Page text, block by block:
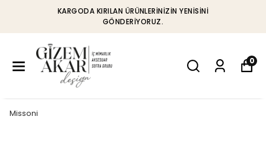
KARGODA KIRILAN ÜRÜNLERINIZIN YENISINI
GÖNDERIYORUZ.
0
Missoni